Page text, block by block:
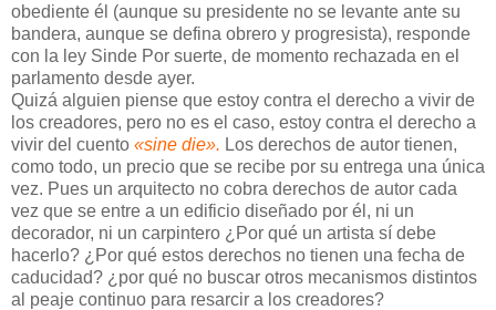
obediente él (aunque su presidente no se levante ante su
bandera, aunque se defina obrero y progresista), responde
con la ley Sinde Por suerte, de momento rechazada en el
parlamento desde ayer.
Quizá alguien piense que estoy contra el derecho a vivir de
los creadores, pero no es el caso, estoy contra el derecho a
vivir del cuento «sine die». Los derechos de autor tienen,
como todo, un precio que se recibe por su entrega una única
vez. Pues un arquitecto no cobra derechos de autor cada
vez que se entre a un edificio diseñado por él, ni un
decorador, ni un carpintero ¿Por qué un artista sí debe
hacerlo? ¿Por qué estos derechos no tienen una fecha de
caducidad? ¿por qué no buscar otros mecanismos distintos
al peaje continuo para resarcir a los creadores?